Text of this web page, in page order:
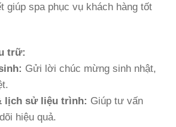
giúp spa phục vụ khách hàng tốt
trữ:
Gửi lời chúc mừng sinh nhật,
lịch sử liệu trình: Giúp tư vấn
hiệu quả.